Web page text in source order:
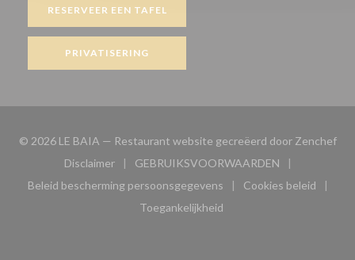
RESERVEER EEN TAFEL
PRIVATISERING
© 2026 LE BAIA — Restaurant website gecreëerd door Zenchef
Disclaimer
((opent in een nieuw venster))
GEBRUIKSVOORWAARDEN
((opent in een nieuw
Beleid bescherming persoonsgegevens
((opent in een nieuw venster))
Cookies beleid
((opent in
Toegankelijkheid
((opent in een nieuw venster))